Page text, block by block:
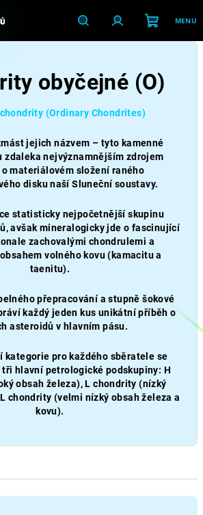
HledatPřihlášeníNákupní
košík
obyčejné (O)
(Ordinary Chondrites)
jejich názvem – tyto kamenné
zdaleka nejvýznamnějším zdrojem
materiálovém složení raného
disku naší Sluneční soustavy.
statisticky nejpočetnější skupinu
avšak mineralogicky jde o fascinující
zachovalými chondrulemi a
volného kovu (kamacitu a
taenitu).
přepracování a stupně šokové
každý jeden kus unikátní příběh o
asteroidů v hlavním pásu.
kategorie pro každého sběratele se
tři hlavní petrologické podskupiny: H
obsah železa), L chondrity (nízký
chondrity (velmi nízký obsah železa a
kovu).